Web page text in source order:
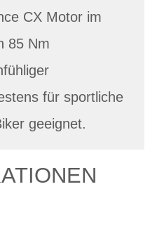
CX Motor im
85 Nm
für sportliche
geeignet.